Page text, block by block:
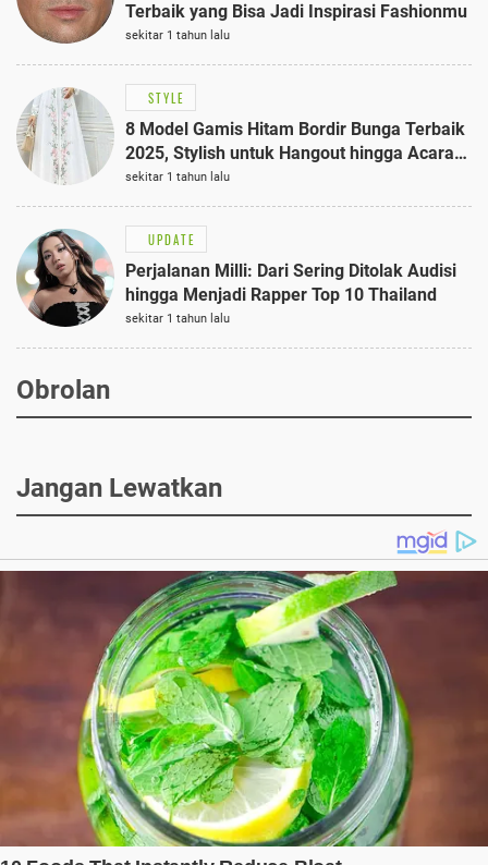
Terbaik yang Bisa Jadi Inspirasi Fashionmu
sekitar 1 tahun lalu
STYLE
8 Model Gamis Hitam Bordir Bunga Terbaik
2025, Stylish untuk Hangout hingga Acara
Semi-Formal
sekitar 1 tahun lalu
UPDATE
Perjalanan Milli: Dari Sering Ditolak Audisi
hingga Menjadi Rapper Top 10 Thailand
sekitar 1 tahun lalu
Obrolan
Jangan Lewatkan